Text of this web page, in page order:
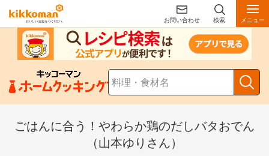
お問い合わせ 検索 メニュー
ごはんに合う！やわらか鶏のだしバタおでん
（山本ゆりさん）